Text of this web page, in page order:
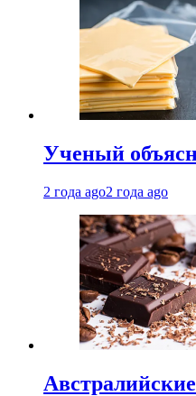
Ученый
2 года ago2 года ago